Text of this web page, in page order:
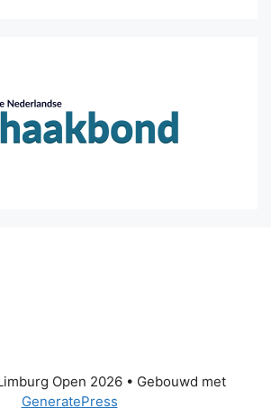
Open 2026• Gebouwd met
GeneratePress